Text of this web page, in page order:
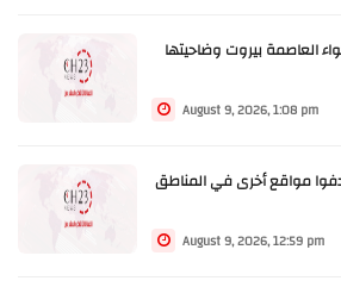
العاصمة بيروت وضاحيتها
August 9, 2026, 1:08 pm
مواقع أخرى في المناطق
August 9, 2026, 12:59 pm